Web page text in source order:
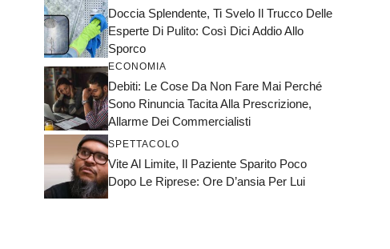
Doccia Splendente, Ti Svelo Il Trucco Delle
Esperte Di Pulito: Così Dici Addio Allo
Sporco
ECONOMIA
Debiti: Le Cose Da Non Fare Mai Perché
Sono Rinuncia Tacita Alla Prescrizione,
Allarme Dei Commercialisti
SPETTACOLO
Vite Al Limite, Il Paziente Sparito Poco
Dopo Le Riprese: Ore D’ansia Per Lui